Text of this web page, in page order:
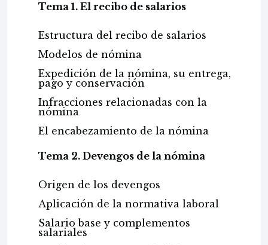
Tema 1. El recibo de salarios
Estructura del recibo de salarios
Modelos de nómina
Expedición de la nómina, su entrega,
pago y conservación
Infracciones relacionadas con la
nómina
El encabezamiento de la nómina
Tema 2. Devengos de la nómina
Origen de los devengos
Aplicación de la normativa laboral
Salario base y complementos
salariales